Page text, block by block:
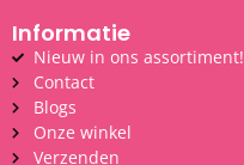
Informatie
Nieuw in ons assortiment!
Contact
Blogs
Onze winkel
Verzenden